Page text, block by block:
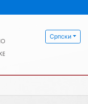
Српски